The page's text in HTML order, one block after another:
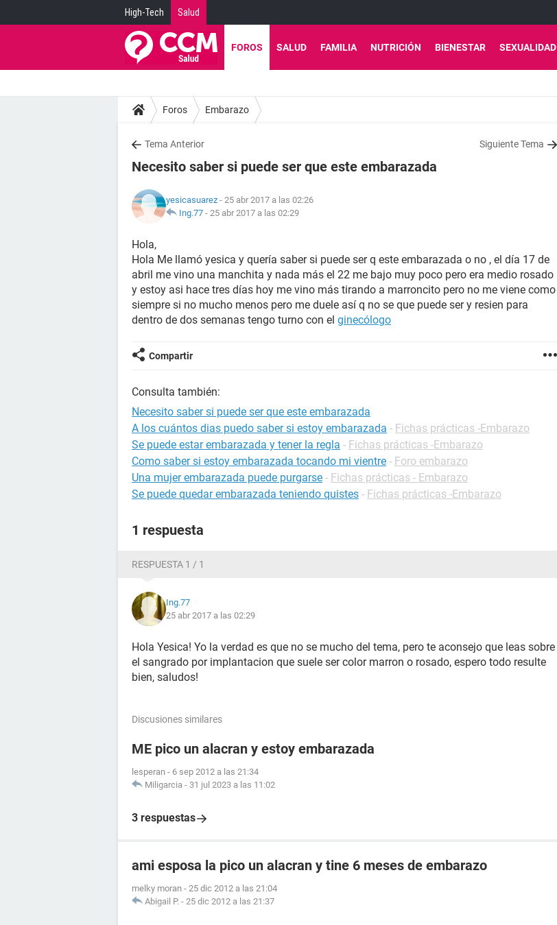
High-Tech Salud
FOROS SALUD FAMILIA NUTRICIÓN BIENESTAR SEXUALIDAD
Foros Embarazo
Tema Anterior Siguiente Tema
Necesito saber si puede ser que este embarazada
yesicasuarez - 25 abr 2017 a las 02:26
Ing.77 - 25 abr 2017 a las 02:29
Hola,
Hola Me llamó yesica y quería saber si puede ser q este embarazada o no , el día 17 de
abril me vino una manchita y nada más el 22 me bajo muy poco pero era medio rosado
y estoy asi hace tres días hoy me vino más tirando a marroncito pero no me viene como
siempre si no mucho menos pero me duele así q no se que puede ser y resien para
dentro de dos semanas tengo turno con el ginecólogo
Compartir
Consulta también:
Necesito saber si puede ser que este embarazada
A los cuántos dias puedo saber si estoy embarazada - Fichas prácticas -Embarazo
Se puede estar embarazada y tener la regla - Fichas prácticas -Embarazo
Como saber si estoy embarazada tocando mi vientre - Foro embarazo
Una mujer embarazada puede purgarse - Fichas prácticas - Embarazo
Se puede quedar embarazada teniendo quistes - Fichas prácticas -Embarazo
1 respuesta
RESPUESTA 1 / 1
Ing.77
25 abr 2017 a las 02:29
Hola Yesica! Yo la verdad es que no se mucho del tema, pero te aconsejo que leas sobre
el sangrado por implantacion que suele ser color marron o rosado, espero todo resulte
bien, saludos!
Discusiones similares
ME pico un alacran y estoy embarazada
lesperan - 6 sep 2012 a las 21:34
Miligarcia - 31 jul 2023 a las 11:02
3 respuestas
ami esposa la pico un alacran y tine 6 meses de embarazo
melky moran - 25 dic 2012 a las 21:04
Abigail P. - 25 dic 2012 a las 21:37